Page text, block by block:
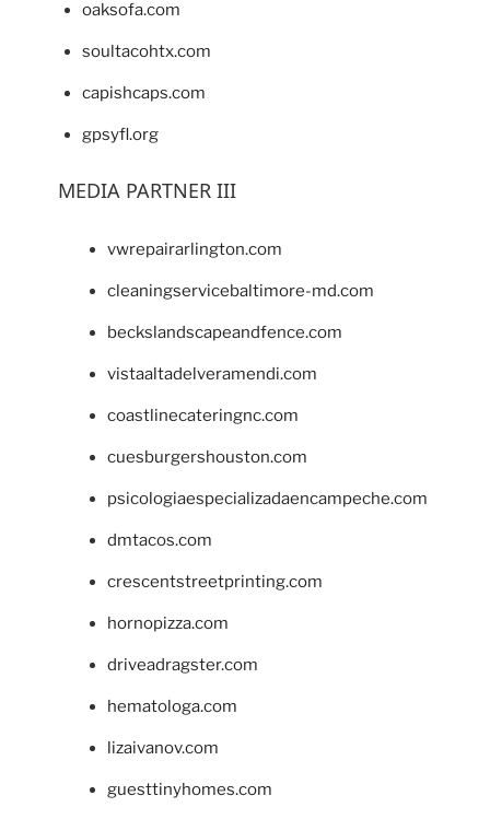
oaksofa.com
soultacohtx.com
capishcaps.com
gpsyfl.org
MEDIA PARTNER III
vwrepairarlington.com
cleaningservicebaltimore-md.com
beckslandscapeandfence.com
vistaaltadelveramendi.com
coastlinecateringnc.com
cuesburgershouston.com
psicologiaespecializadaencampeche.com
dmtacos.com
crescentstreetprinting.com
hornopizza.com
driveadragster.com
hematologa.com
lizaivanov.com
guesttinyhomes.com